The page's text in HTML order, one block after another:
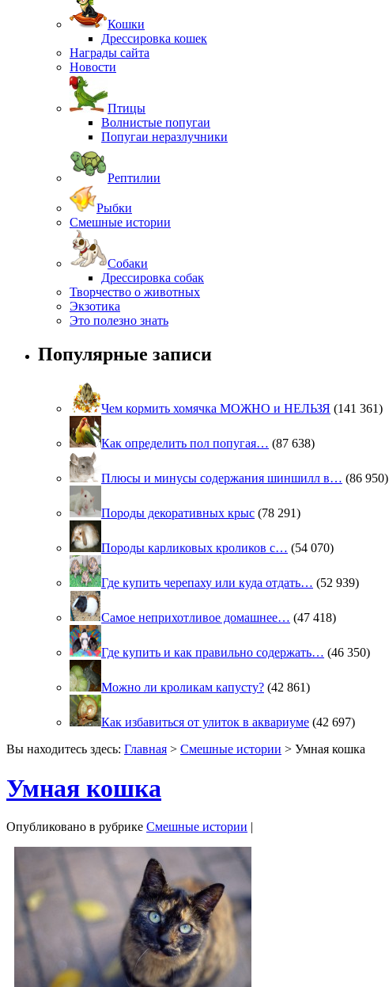
Кошки
Дрессировка кошек
Награды сайта
Новости
Птицы
Волнистые попугаи
Попугаи неразлучники
Рептилии
Рыбки
Смешные истории
Собаки
Дрессировка собак
Творчество о животных
Экзотика
Это полезно знать
Популярные записи
Чем кормить хомячка МОЖНО и НЕЛЬЗЯ (141 361)
Как определить пол попугая… (87 638)
Плюсы и минусы содержания шиншилл в… (86 950)
Породы декоративных крыс (78 291)
Породы карликовых кроликов с… (54 070)
Где купить черепаху или куда отдать… (52 939)
Самое неприхотливое домашнее… (47 418)
Где купить и как правильно содержать… (46 350)
Можно ли кроликам капусту? (42 861)
Как избавиться от улиток в аквариуме (42 697)
Вы находитесь здесь: Главная > Смешные истории > Умная кошка
Умная кошка
Опубликовано в рубрике Смешные истории |